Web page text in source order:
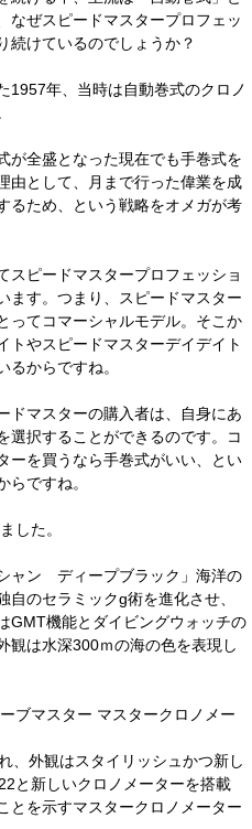
なぜスピードマスタープロフェッ
続けているのでしょうか？
1957年、当時は自動巻式のクロノ
が全盛となった現在でも手巻式を
由として、月まで行った偉業を成
るため、という戦略をオメガが考
スピードマスタープロフェッショ
ます。つまり、スピードマスター
ってコマーシャルモデル。そこか
トやスピードマスターデイデイト
るからですね。
ドマスターの購入者は、自身にあ
選択することができるのです。コ
ーを買うなら手巻式がいい、とい
らですね。
した。
ャン ディープブラック」海洋の
のセラミックg術を進化させ、
GMT機能とダイビングウォッチの
観は水深300ｍの海の色を表現し
ブマスター マスタークロノメー
、外観はスタイリッシュかつ新し
と新しいクロノメーターを搭載
とを示すマスタークロノメーター